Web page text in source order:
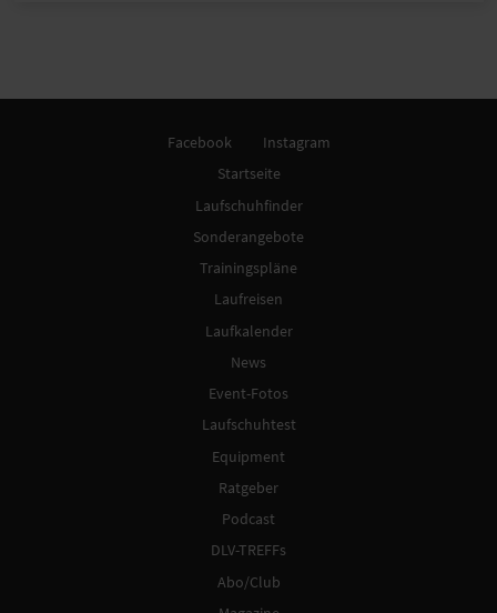
Facebook
Instagram
Startseite
Laufschuhfinder
Sonderangebote
Trainingspläne
Laufreisen
Laufkalender
News
Event-Fotos
Laufschuhtest
Equipment
Ratgeber
Podcast
DLV-TREFFs
Abo/Club